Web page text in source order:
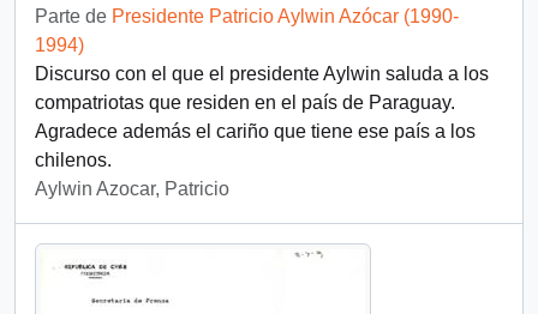
Parte de Presidente Patricio Aylwin Azócar (1990-
1994)
Discurso con el que el presidente Aylwin saluda a los
compatriotas que residen en el país de Paraguay.
Agradece además el cariño que tiene ese país a los
chilenos.
Aylwin Azocar, Patricio